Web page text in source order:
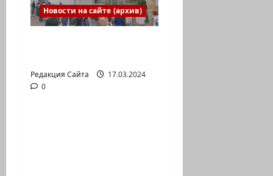
Новости на сайте (архив)
Редакция Сайта
17.03.2024
0Новости на сайте (архив)